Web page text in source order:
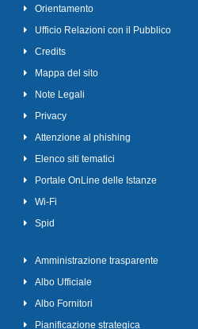
Orientamento
Ufficio Relazioni con il Pubblico
Credits
Mappa del sito
Note Legali
Privacy
Attenzione al phishing
Elenco siti tematici
Portale OnLine delle Istanze
Wi-Fi
Spid
Amministrazione trasparente
Albo Ufficiale
Albo Fornitori
Pianificazione strategica